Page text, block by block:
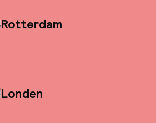
Rotterdam
Londen